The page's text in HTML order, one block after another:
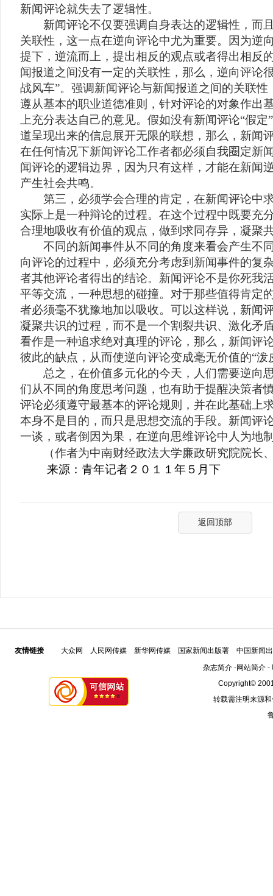
新闻评论就失去了逻辑性。
新闻评论不仅要强调自身表达的逻辑性，而
关联性，这一点在逆向评论中尤为重要。因为逆
提下，逆流而上，提出相反的观点或者得出相反
闻报道之间没有一定的关联性，那么，逆向评论
战风车”。强调新闻评论与新闻报道之间的关联
遵从基本的职业道德准则，针对评论的对象作出
上充分表达自己的意见。假如没有新闻评论“假
道呈现出来的信息展开无限的联想，那么，新闻
在任何情况下新闻评论工作者都必须自我圈定新
闻评论的逻辑边界，因为只有这样，才能在新闻
产生社会共鸣。
第三，必须学会合理的肯定，在新闻评论中
实际上是一种辩论的过程。在这个过程中既要充
合理地吸收有价值的观点，做到求同存异，凝聚
不同的新闻事件从不同的角度来看会产生不
向评论的过程中，必须充分考虑到新闻事件的复
者其他评论者得出的结论。新闻评论不是你死我
平等交流，一种思想的碰撞。对于那些值得肯定
者必须毫不犹豫地加以吸收。可以这样说，新闻
凝聚共识的过程，而不是一个割裂共识、激化矛
看作是一种追求绝对真理的评论，那么，新闻评
彼此的缺点，从而使逆向评论变成毫无价值的“泼
总之，在价值多元化的今天，人们需要逆向
们从不同的角度思考问题，也有助于提醒决策者
评论必须遵守最基本的评论规则，并在此基础上
本身不是目的，而只是思想交流的手段。新闻评
一谈，或者倒因为果，在逆向思维评论中人为地
（作者为中南财经政法大学廉政研究院院长
来源：青年记者２０１１年５月下
返回顶部
友情链接 大众网 人民网传媒 新华网传媒 国家新闻出版署
中国新闻
杂志简介-网站简介-
Copyright©
转载需注明来源